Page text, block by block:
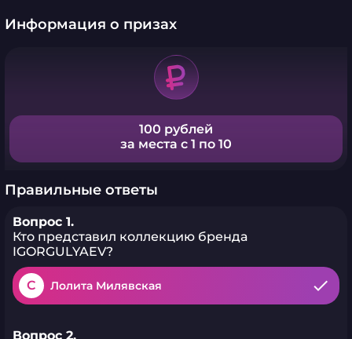
Информация о призах
100 рублей
за места с 1 по 10
Правильные ответы
Вопрос 1.
Кто представил коллекцию бренда
IGORGULYAEV?
C Лолита Милявская
Вопрос 2.